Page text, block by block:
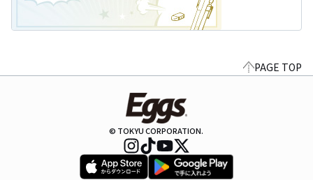
PAGE TOP
© TOKYU CORPORATION.